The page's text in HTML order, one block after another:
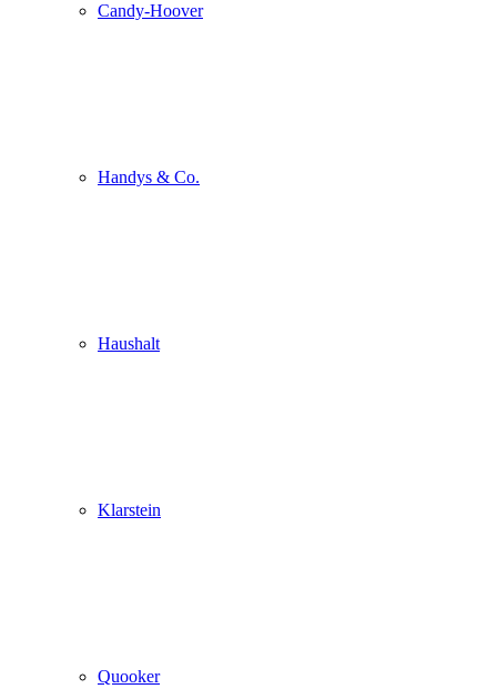
Candy-Hoover
Handys & Co.
Haushalt
Klarstein
Quooker